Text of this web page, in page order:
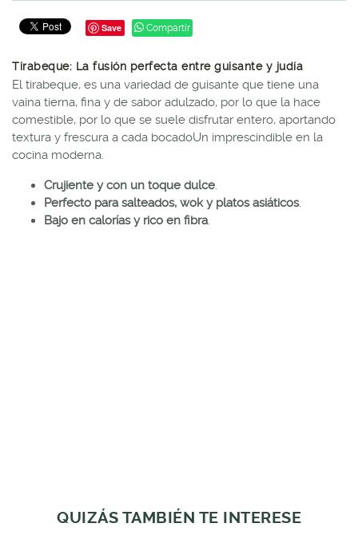
Save Compartir
Tirabeque: La fusión perfecta entre guisante y judía
El tirabeque, es una variedad de guisante que tiene una
vaina tierna, fina y de sabor adulzado, por lo que la hace
comestible, por lo que se suele disfrutar entero, aportando
textura y frescura a cada bocadoUn imprescindible en la
cocina moderna.
Crujiente y con un toque dulce
Perfecto para salteados, wok y platos asiáticos.
Bajo en calorías y rico en fibra
QUIZÁS TAMBIÉN TE INTERESE